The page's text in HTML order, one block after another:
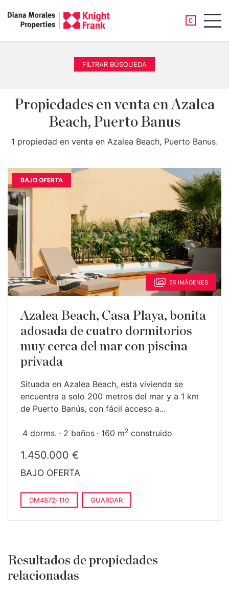
0
FILTRAR BÚSQUEDA
Propiedades en venta en Azalea
Beach, Puerto Banus
1 propiedad en venta en Azalea Beach, Puerto Banus.
BAJO OFERTA
55 IMÁGENES
Azalea Beach, Casa Playa, bonita
adosada de cuatro dormitorios
muy cerca del mar con piscina
privada
Situada en Azalea Beach, esta vivienda se
encuentra a solo 200 metros del mar y a 1 km
de Puerto Banús, con fácil acceso a...
4 dorms. 2 baños 160 m2 construido
1.450.000 €
BAJO OFERTA
DM4872-110 GUARDAR
Resultados de propiedades
relacionadas